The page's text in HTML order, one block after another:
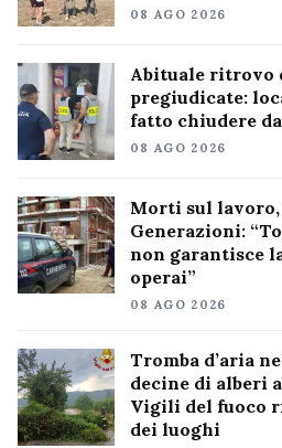
08 AGO 2026
Abituale ritrovo
pregiudicate:
fatto chiudere
08 AGO 2026
Morti sul
Generazioni:
non garantisce
operai”
08 AGO 2026
Tromba d’aria
decine di alberi
Vigili del fuoco
dei luoghi